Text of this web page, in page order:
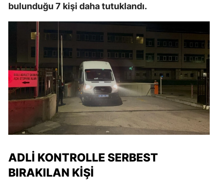
bulunduğu 7 kişi daha tutuklandı.
ADLI KONTROLLE SERBEST
BIRAKILAN KIŞI